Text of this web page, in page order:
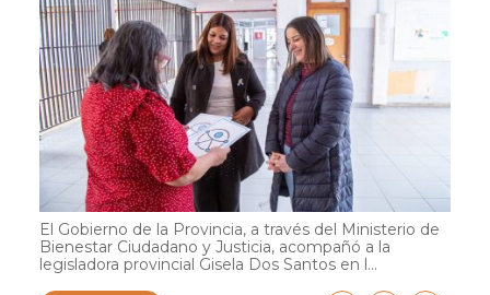
El Gobierno de la Provincia, a través del Ministerio de
Bienestar Ciudadano y Justicia, acompañó a la
legisladora provincial Gisela Dos Santos en l...